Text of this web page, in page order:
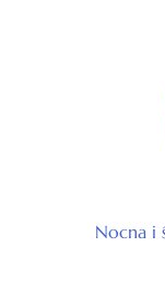
Nocna i